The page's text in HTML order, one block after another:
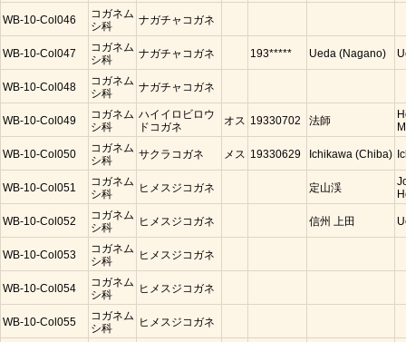
WB-10-Col046
コガネム
シ科
ナガチャコガネ
WB-10-Col047
コガネム
シ科
ナガチャコガネ 193***** Ueda (Nagano)
WB-10-Col048
コガネム
シ科
ナガチャコガネ
WB-10-Col049
コガネム
シ科
ハイイロビロウ
ドコガネ
オス 19330702 法師
WB-10-Col050
コガネム
シ科
サクラコガネ メス 19330629 Ichikawa (Chiba)
WB-10-Col051
コガネム
シ科
ヒメスジコガネ 定山渓
WB-10-Col052
コガネム
シ科
ヒメスジコガネ 信州 上田
WB-10-Col053
コガネム
シ科
ヒメスジコガネ
WB-10-Col054
コガネム
シ科
ヒメスジコガネ
WB-10-Col055
コガネム
シ科
ヒメスジコガネ